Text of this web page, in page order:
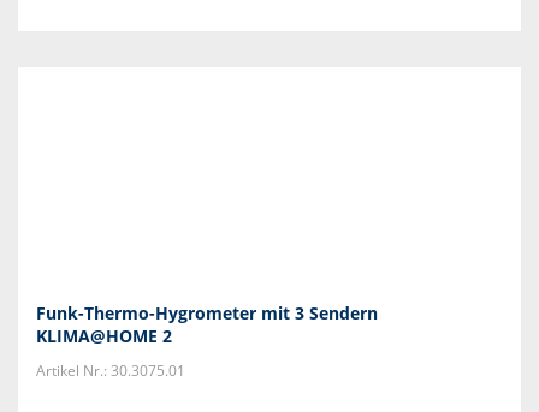
Funk-Thermo-Hygrometer mit 3 Sendern
KLIMA@HOME 2
Artikel Nr.: 30.3075.01